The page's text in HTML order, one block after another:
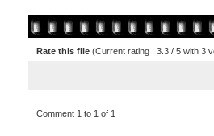
Rate this file (Current rating : 3.3 / 5 with 3
Comment 1 to 1 of 1